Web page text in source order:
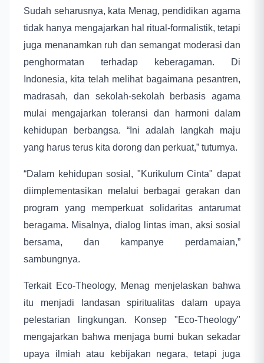
Sudah seharusnya, kata Menag, pendidikan agama
tidak hanya mengajarkan hal ritual-formalistik, tetapi
juga menanamkan ruh dan semangat moderasi dan
penghormatan terhadap keberagaman. Di
Indonesia, kita telah melihat bagaimana pesantren,
madrasah, dan sekolah-sekolah berbasis agama
mulai mengajarkan toleransi dan harmoni dalam
kehidupan berbangsa. “Ini adalah langkah maju
yang harus terus kita dorong dan perkuat,” tuturnya.
“Dalam kehidupan sosial, "Kurikulum Cinta" dapat
diimplementasikan melalui berbagai gerakan dan
program yang memperkuat solidaritas antarumat
beragama. Misalnya, dialog lintas iman, aksi sosial
bersama, dan kampanye perdamaian,”
sambungnya.
Terkait Eco-Theology, Menag menjelaskan bahwa
itu menjadi landasan spiritualitas dalam upaya
pelestarian lingkungan. Konsep "Eco-Theology"
mengajarkan bahwa menjaga bumi bukan sekadar
upaya ilmiah atau kebijakan negara, tetapi juga